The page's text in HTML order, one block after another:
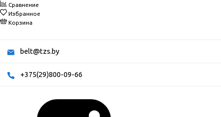
Сравнение
Избранное
Корзина
belt@tzs.by
+375(29)800-09-66